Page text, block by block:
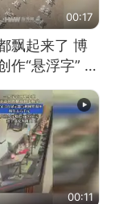
00:17
飘起来了 博
作“悬浮字” 网
眼3D！
00:11